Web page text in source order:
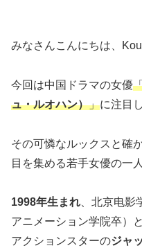
みなさんこんにちは、
今回は中国ドラマの女優
ュ・ルオハン）」に注目
その可憐なルックスと確
目を集める若手女優の一
1998年生まれ 、北京电
アニメーション学院卒）
アクションスターのジャ